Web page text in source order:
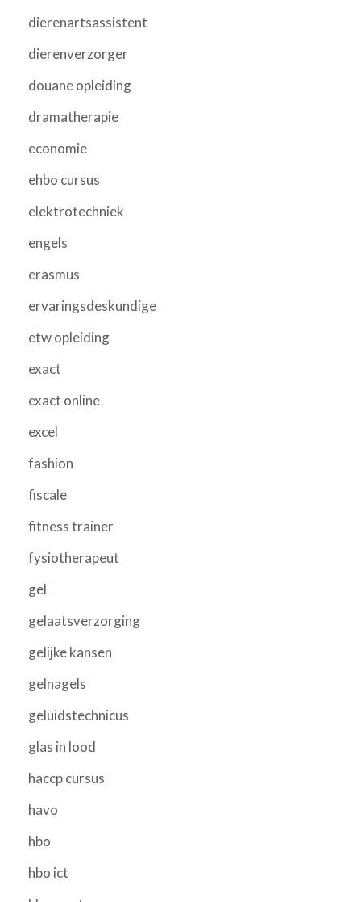
dierenartsassistent
dierenverzorger
douane opleiding
dramatherapie
economie
ehbo cursus
elektrotechniek
engels
erasmus
ervaringsdeskundige
etw opleiding
exact
exact online
excel
fashion
fiscale
fitness trainer
fysiotherapeut
gel
gelaatsverzorging
gelijke kansen
gelnagels
geluidstechnicus
glas in lood
haccp cursus
havo
hbo
hbo ict